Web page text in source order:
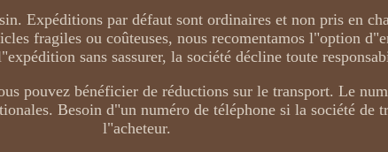
Expéditions par défaut sont ordinaires et non pris en
fragiles ou coûteuses, nous recomentamos l"option
sans sassurer, la société décline toute
pouvez bénéficier de réductions sur le transport. Le
Besoin d"un numéro de téléphone si la société de
l"acheteur.